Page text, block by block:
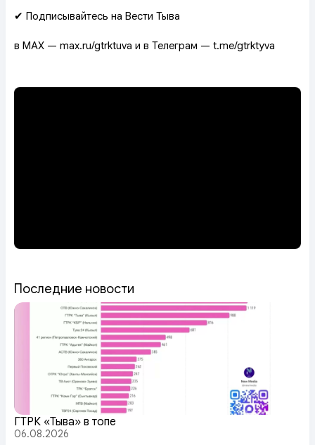
✔ Подписывайтесь на Вести Тыва
в MAX — max.ru/gtrktuva и в Телеграм — t.me/gtrktyva
Последние новости
ГТРК «Тыва» в топе
06.08.2026